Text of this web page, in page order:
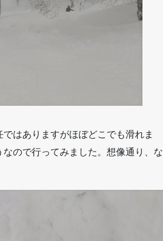
はありますがほぼどこでも滑れま
ので行ってみました。想像通り、な